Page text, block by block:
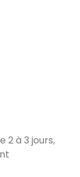
2 à 3 jours,